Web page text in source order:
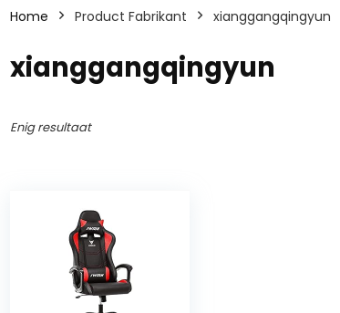
Home Product Fabrikant ‎xianggangqingyun
‎xianggangqingyun
Enig resultaat